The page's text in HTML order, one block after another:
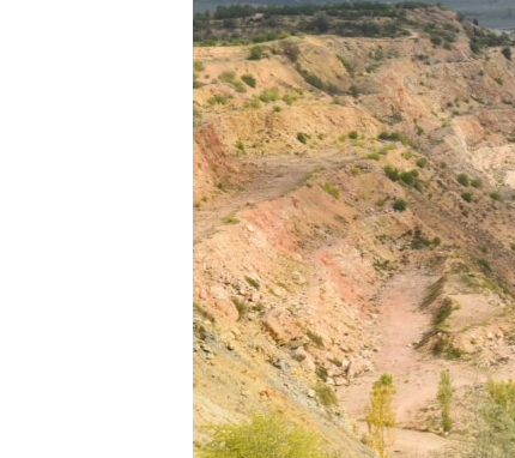
КРЫМ.НЕПОКОРЕННЫЙ
УКРАИНСКАЯ ПРОБЛЕМА КРЫМА